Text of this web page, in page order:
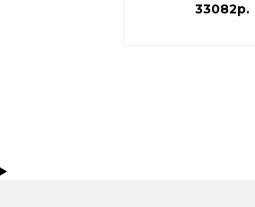
33082р.